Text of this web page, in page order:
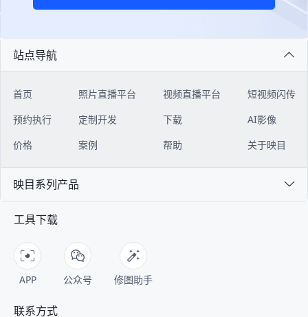
站点导航
首页
预约执行
价格
照片直播平台
定制开发
案例
视频直播平台
下载
帮助
短视频闪传
AI影像
关于映目
映目系列产品
工具下载
APP 公众号 修图助手
联系方式